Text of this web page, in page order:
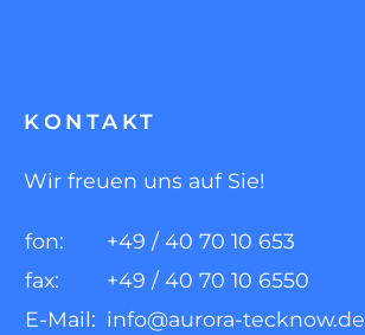
KONTAKT
Wir freuen uns auf Sie!
fon:
+49 / 40 70 10 653
fax:
+49 / 40 70 10 6550
E-Mail: info@aurora-tecknow.de